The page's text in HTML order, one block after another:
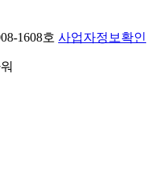
1608호 사업자정보확인